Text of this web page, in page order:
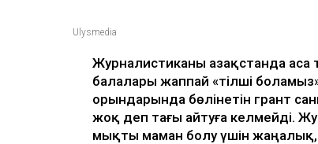
Ulysmedia
Журналистиканы Қазақстанда
балалары жаппай «тілші
орындарында бөлінетін грант
жоқ деп тағы айтуға келмейді.
мықты маман болу үшін